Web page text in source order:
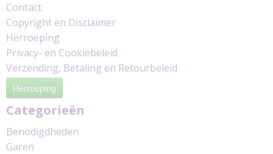
Contact
Copyright en Disclaimer
Herroeping
Privacy- en Cookiebeleid
Verzending, Betaling en Retourbeleid
Herroeping
Categorieën
Benodigdheden
Garen